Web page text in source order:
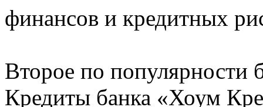
финансов и кредитных
Второе по популярности
Кредиты банка «Хоум